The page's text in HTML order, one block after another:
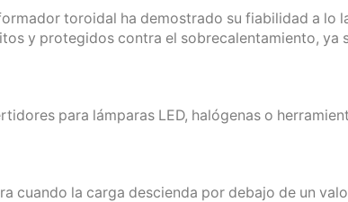
toroidal ha demostrado su fiabilidad a lo
y protegidos contra el sobrecalentamiento,
para lámparas LED, halógenas o
cuando la carga descienda por debajo de un